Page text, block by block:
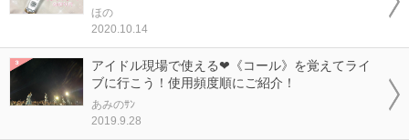
ほの
2020.10.14
アイドル現場で使える❤《コール》を覚えてライ
ブに行こう！使用頻度順にご紹介！
あみのｻﾝ
2019.9.28